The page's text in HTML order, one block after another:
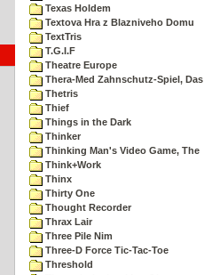
Texas Holdem
Textova Hra z Blazniveho Domu
TextTris
T.G.I.F
Theatre Europe
Thera-Med Zahnschutz-Spiel, Das
Thetris
Thief
Things in the Dark
Thinker
Thinking Man's Video Game, The
Think+Work
Thinx
Thirty One
Thought Recorder
Thrax Lair
Three Pile Nim
Three-D Force Tic-Tac-Toe
Threshold